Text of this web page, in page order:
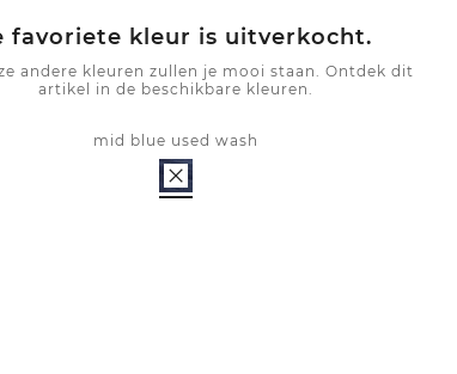
favoriete kleur is uitverkocht.
andere kleuren zullen je mooi staan. Ontdek dit
artikel in de beschikbare kleuren.
mid blue used wash